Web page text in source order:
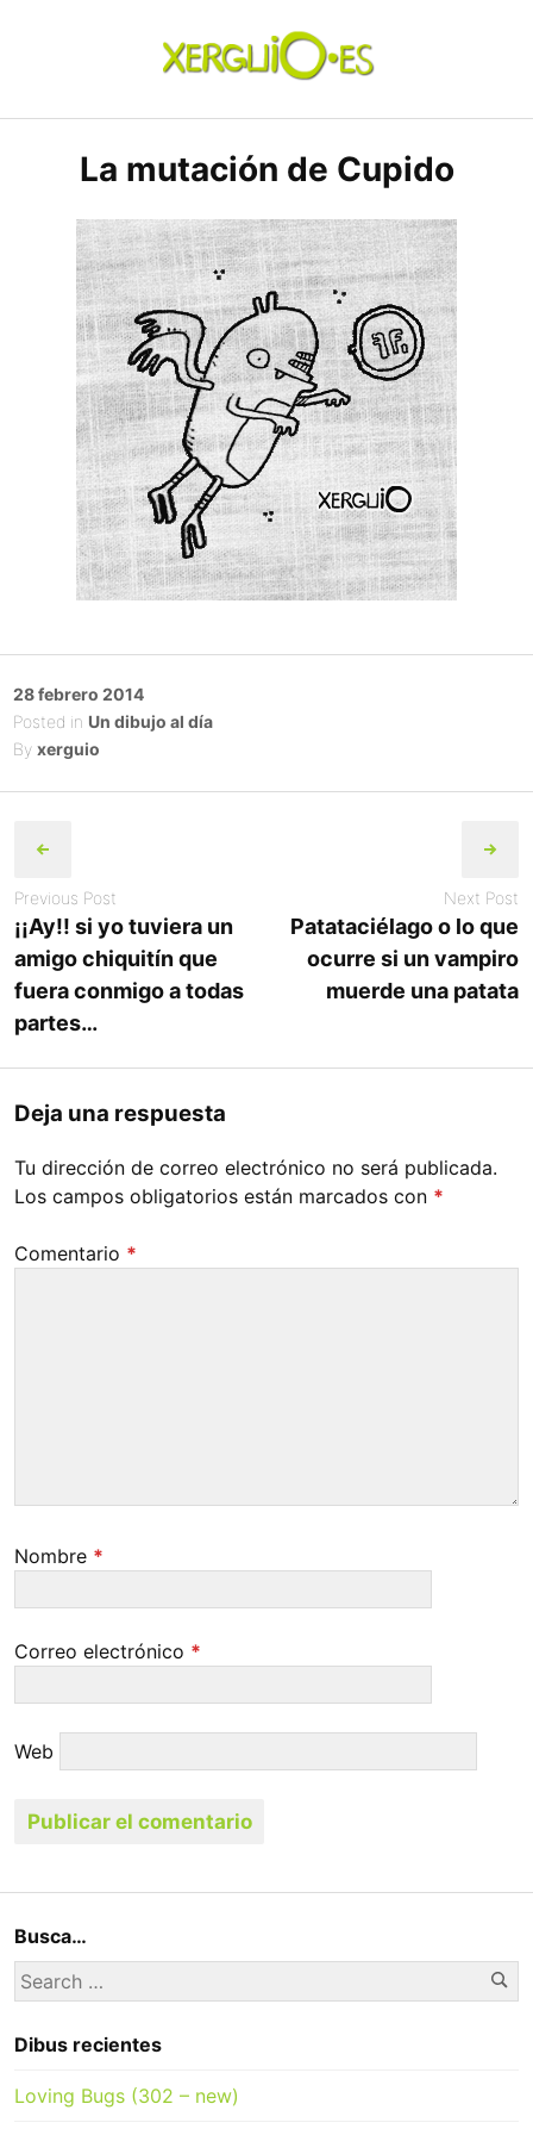
xerguio.ES | ilustración
La mutación de Cupido
Posted
on
28 febrero 2014
Posted in Un dibujo al día
By xerguio
navigation
Previous Post
¡¡Ay!! si yo tuviera un
amigo chiquitín que
fuera conmigo a todas
partes…
Next Post
Patataciélago o lo que
ocurre si un vampiro
muerde una patata
Deja una respuesta
Tu dirección de correo electrónico no será publicada.
Los campos obligatorios están marcados con *
Comentario *
Nombre *
Correo electrónico *
Web
Busca…
Search
for:
Dibus recientes
Loving Bugs (302 – new)